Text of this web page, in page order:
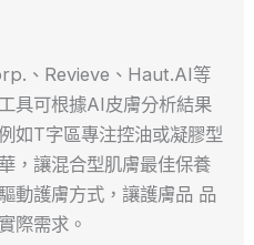
、Revieve、Haut.AI等
具可根據AI皮膚分析結果
如T字區專注控油或凝膠型
，讓混合型肌膚最佳保養
動護膚方式，讓護膚品 品
際需求。